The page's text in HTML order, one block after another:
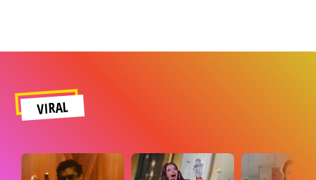
VIRAL